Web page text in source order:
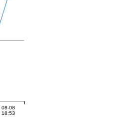
08-08
18:53